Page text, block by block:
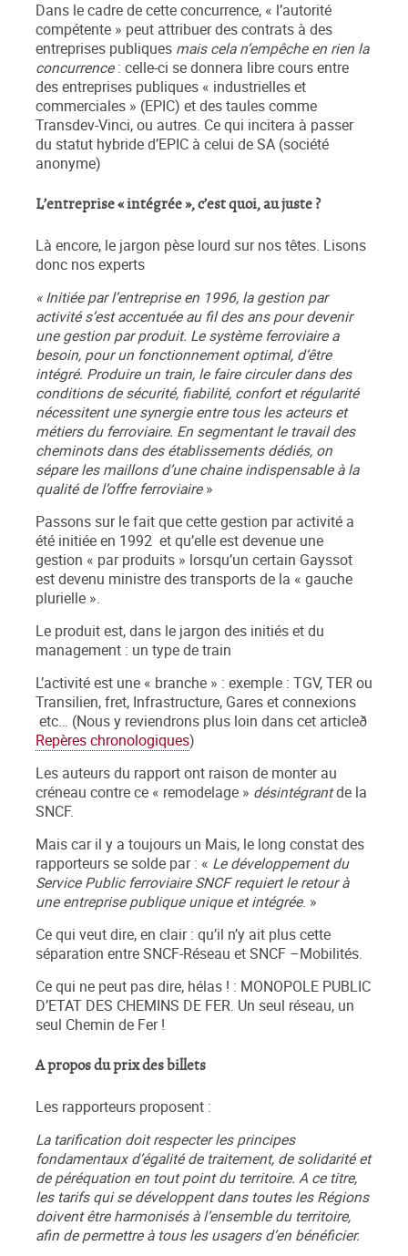
Dans le cadre de cette concurrence, « l’autorité
compétente » peut attribuer des contrats à des
entreprises publiques mais cela n’empêche en rien la
concurrence: celle-ci se donnera libre cours entre
des entreprises publiques « industrielles et
commerciales » (EPIC) et des taules comme
Transdev-Vinci, ou autres. Ce qui incitera à passer
du statut hybride d’EPIC à celui de SA (société
anonyme)
L’entreprise « intégrée », c’est quoi, au juste ?
Là encore, le jargon pèse lourd sur nos têtes. Lisons
donc nos experts
«Initiée par l’entreprise en 1996, la gestion par
activité s’est accentuée au fil des ans pour devenir
une gestion par produit. Le système ferroviaire a
besoin, pour un fonctionnement optimal, d’être
intégré. Produire un train, le faire circuler dans des
conditions de sécurité, fiabilité, confort et régularité
nécessitent une synergie entre tous les acteurs et
métiers du ferroviaire. En segmentant le travail des
cheminots dans des établissements dédiés, on
sépare les maillons d’une chaine indispensable à la
qualité de l’offre ferroviaire»
Passons sur le fait que cette gestion par activité a
été initiée en 1992 et qu’elle est devenue une
gestion « par produits » lorsqu’un certain Gayssot
est devenu ministre des transports de la « gauche
plurielle ».
Le produit est, dans le jargon des initiés et du
management : un type de train
L’activité est une « branche » : exemple : TGV, TER ou
Transilien, fret, Infrastructure, Gares et connexions
etc… (Nous y reviendrons plus loin dans cet articleð
Repères chronologiques)
Les auteurs du rapport ont raison de monter au
créneau contre ce « remodelage » désintégrantde la
SNCF.
Mais car il y a toujours un Mais, le long constat des
rapporteurs se solde par : « Le développement du
Service Public ferroviaire SNCF requiert le retour à
une entreprise publique unique et intégrée. »
Ce qui veut dire, en clair : qu’il n’y ait plus cette
séparation entre SNCF-Réseau et SNCF –Mobilités.
Ce qui ne peut pas dire, hélas ! : MONOPOLE PUBLIC
D’ETAT DES CHEMINS DE FER. Un seul réseau, un
seul Chemin de Fer !
A propos du prix des billets
Les rapporteurs proposent :
La tarification doit respecter les principes
fondamentaux d’égalité de traitement, de solidarité et
de péréquation en tout point du territoire. A ce titre,
les tarifs qui se développent dans toutes les Régions
doivent être harmonisés à l’ensemble du territoire,
afin de permettre à tous les usagers d’en bénéficier.